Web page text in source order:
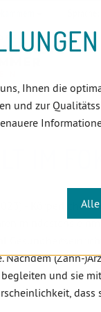
Ihnen die
und zur
Gewalt im
IM
- Körperliche
mindestens
Nachdem (Zahn-
und sie